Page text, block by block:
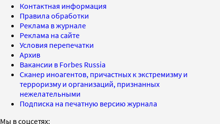
Контактная информация
Правила обработки
Реклама в журнале
Реклама на сайте
Условия перепечатки
Архив
Вакансии в Forbes Russia
Сканер иноагентов, причастных к экстремизму и
терроризму и организаций, признанных
нежелательными
Подписка на печатную версию журнала
Мы в соцсетях: